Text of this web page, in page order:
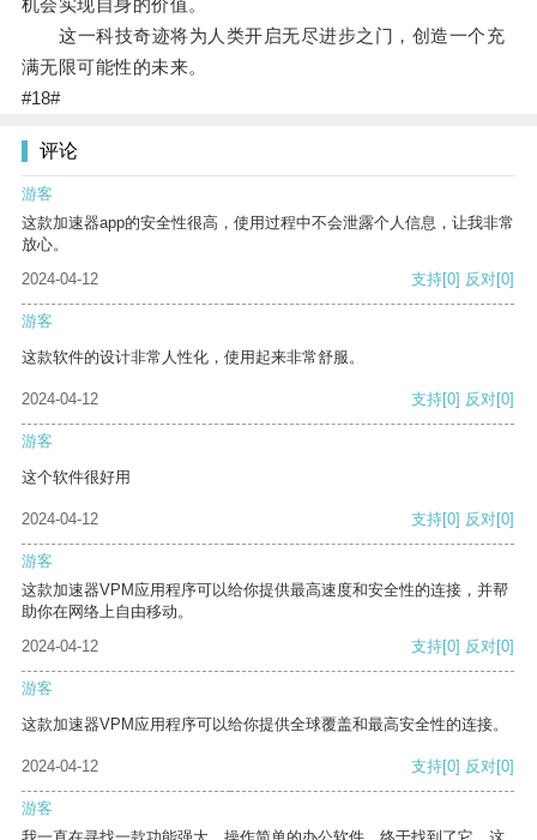
机会实现自身的价值。
这一科技奇迹将为人类开启无尽进步之门，创造一个充
满无限可能性的未来。
#18#
评论
游客
这款加速器app的安全性很高，使用过程中不会泄露个人信息，让我非常
放心。
2024-04-12
支持[0] 反对[0]
游客
这款软件的设计非常人性化，使用起来非常舒服。
2024-04-12 支持[0] 反对[0]
游客
这个软件很好用
2024-04-12 支持[0] 反对[0]
游客
这款加速器VPM应用程序可以给你提供最高速度和安全性的连接，并帮
助你在网络上自由移动。
2024-04-12
支持[0] 反对[0]
游客
这款加速器VPM应用程序可以给你提供全球覆盖和最高安全性的连接。
2024-04-12 支持[0] 反对[0]
游客